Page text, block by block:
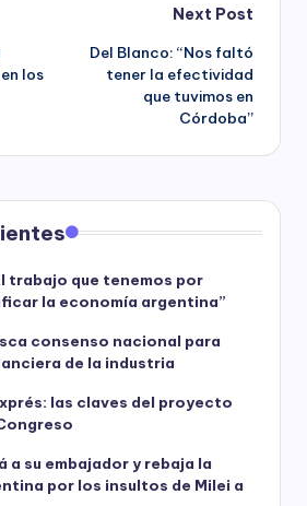
los
Next Post
Del Blanco: “Nos faltó
tener la efectividad
que tuvimos en
Córdoba”
trabajo que tenemos por
la economía argentina”
consenso nacional para
de la industria
las claves del proyecto
a su embajador y rebaja la
por los insultos de Milei a